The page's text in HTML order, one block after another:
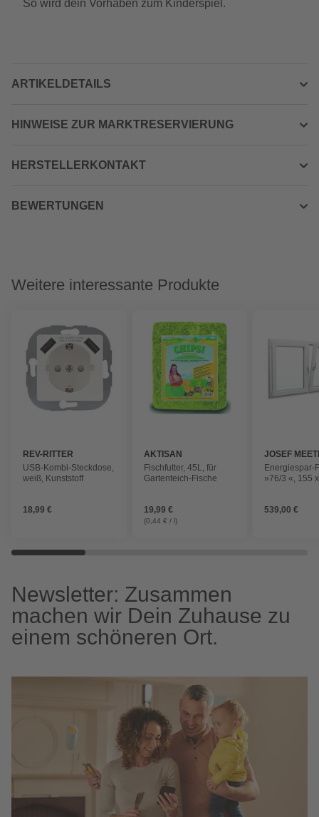
So wird dein Vorhaben zum Kinderspiel.
ARTIKELDETAILS
HINWEISE ZUR MARKTRESERVIERUNG
HERSTELLERKONTAKT
BEWERTUNGEN
Weitere interessante Produkte
REV-RITTER
USB-Kombi-Steckdose,
weiß, Kunststoff
18,99 €
AKTISAN
Fischfutter, 45L, für
Gartenteich-Fische
19,99 €
(0,44 € / l)
JOSEF
FENSTER
TÜREN
Energiespar-
»76/3 «, 155
539,00 €
Newsletter: Zusammen
machen wir Dein Zuhause zu
einem schöneren Ort.